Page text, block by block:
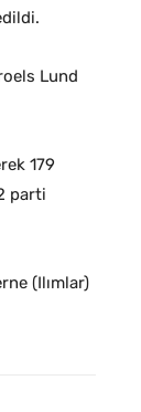
Lund
179
parti
(Ilımlar)